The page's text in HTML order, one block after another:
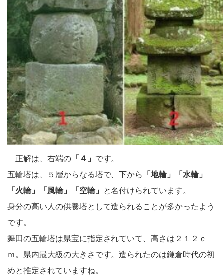
正解は、右端の 「４」 です。
五輪塔は、５層からなる塔で、下から
「地輪」「水輪」
「火輪」「風輪」「空輪」
と名付けられています。
身分の高い人の供養塔として造られることが多かったよう
です。
舞田の五輪塔は県宝に指定されていて、高さは２１２ｃ
ｍ。県内最大級の大きさです。造られたのは鎌倉時代の初
めと推定されていますね。